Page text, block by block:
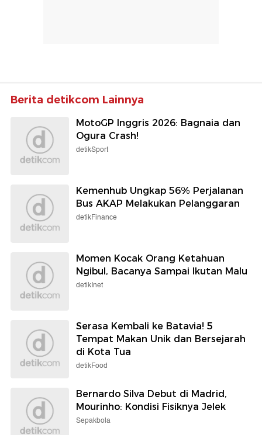
Berita detikcom Lainnya
MotoGP Inggris 2026: Bagnaia dan
Ogura Crash!
detikSport
Kemenhub Ungkap 56% Perjalanan
Bus AKAP Melakukan Pelanggaran
detikFinance
Momen Kocak Orang Ketahuan
Ngibul, Bacanya Sampai Ikutan Malu
detikInet
Serasa Kembali ke Batavia! 5
Tempat Makan Unik dan Bersejarah
di Kota Tua
detikFood
Bernardo Silva Debut di Madrid,
Mourinho: Kondisi Fisiknya Jelek
Sepakbola